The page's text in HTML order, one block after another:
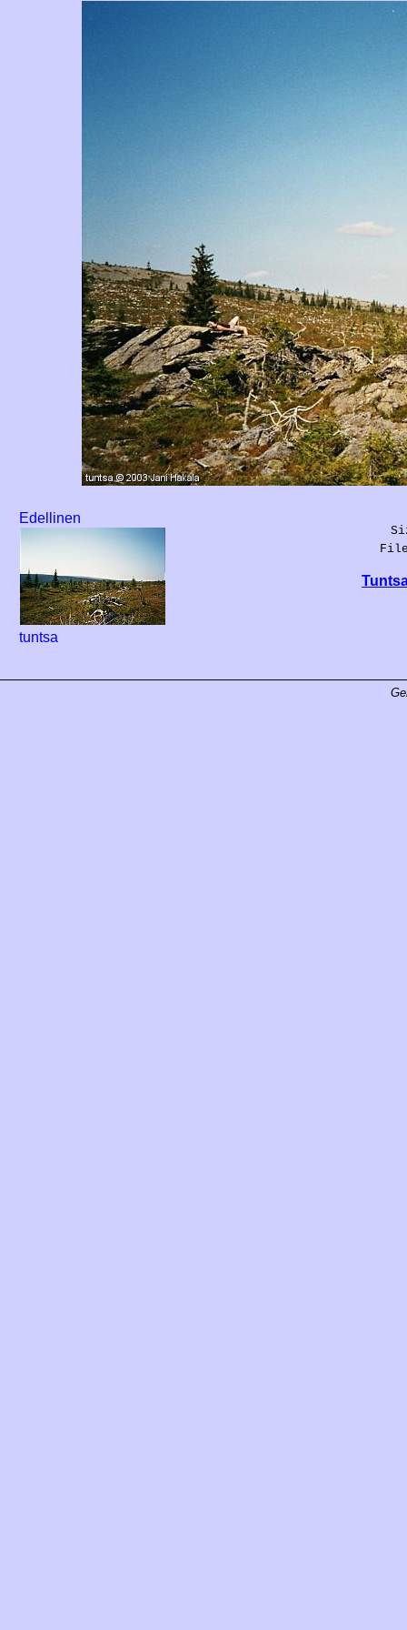
Edellinen
tuntsa